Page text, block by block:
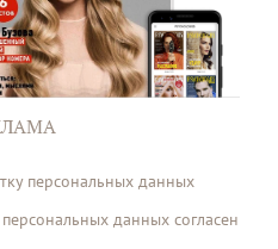
персональных данных
данных согласен